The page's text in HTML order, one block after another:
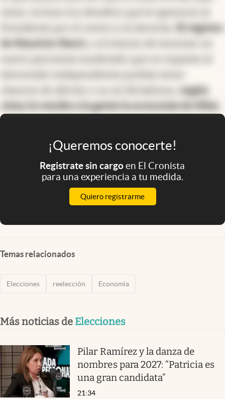
El regreso
de Mauricio Macri,
según
cómo le resulte a la gente la economía de Milei.
¡Queremos conocerte!
Registrate sin cargoen El Cronista
para una experiencia a tu medida.
Quiero registrarme
Temas relacionados
Elecciones reelección Economía
Más noticias de Elecciones
Pilar Ramírez y la danza de
nombres para 2027: “Patricia es
una gran candidata”
21:34